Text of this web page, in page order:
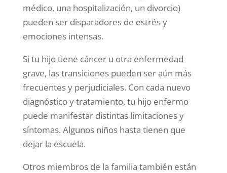
médico, una hospitalización, un divorcio)
pueden ser disparadores de estrés y
emociones intensas.
Si tu hijo tiene cáncer u otra enfermedad
grave, las transiciones pueden ser aún más
frecuentes y perjudiciales. Con cada nuevo
diagnóstico y tratamiento, tu hijo enfermo
puede manifestar distintas limitaciones y
síntomas. Algunos niños hasta tienen que
dejar la escuela.
Otros miembros de la familia también están